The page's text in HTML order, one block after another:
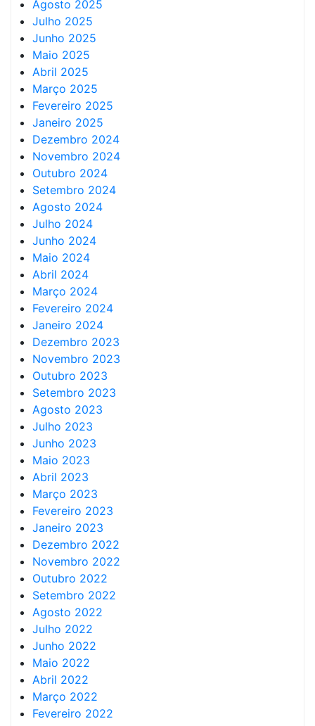
Agosto 2025
Julho 2025
Junho 2025
Maio 2025
Abril 2025
Março 2025
Fevereiro 2025
Janeiro 2025
Dezembro 2024
Novembro 2024
Outubro 2024
Setembro 2024
Agosto 2024
Julho 2024
Junho 2024
Maio 2024
Abril 2024
Março 2024
Fevereiro 2024
Janeiro 2024
Dezembro 2023
Novembro 2023
Outubro 2023
Setembro 2023
Agosto 2023
Julho 2023
Junho 2023
Maio 2023
Abril 2023
Março 2023
Fevereiro 2023
Janeiro 2023
Dezembro 2022
Novembro 2022
Outubro 2022
Setembro 2022
Agosto 2022
Julho 2022
Junho 2022
Maio 2022
Abril 2022
Março 2022
Fevereiro 2022